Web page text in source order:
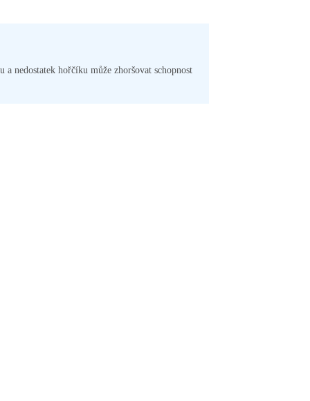
nedostatek hořčíku může zhoršovat schopnost